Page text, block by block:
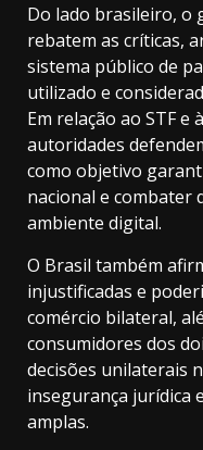
Do lado brasileiro, o
rebatem as críticas,
sistema público de
utilizado e
Em relação ao STF e
autoridades
como objetivo
nacional e combater
ambiente digital.
O Brasil também
injustificadas e
comércio bilateral,
consumidores dos
decisões unilaterais
insegurança jurídica
amplas.